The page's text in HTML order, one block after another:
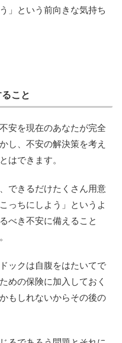
」という前向きな気持ち
こと
安を現在のあなたが完全
し、不安の解決策を考え
はできます。
できるだけたくさん用意
っちにしよう」というよ
べき不安に備えること
ックは自腹をはたいてで
めの保険に加入しておく
もしれないからその後の